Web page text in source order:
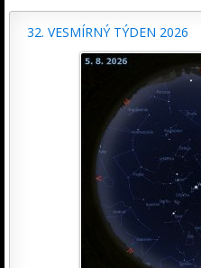
32. VESMÍRNÝ TÝDEN 2026